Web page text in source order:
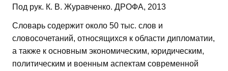
Под рук. К. В. Журавченко. ДРОФА, 2013
Словарь содержит около 50 тыс. слов и
словосочетаний, относящихся к области дипломатии,
а также к основным экономическим, юридическим,
политическим и военным аспектам современной